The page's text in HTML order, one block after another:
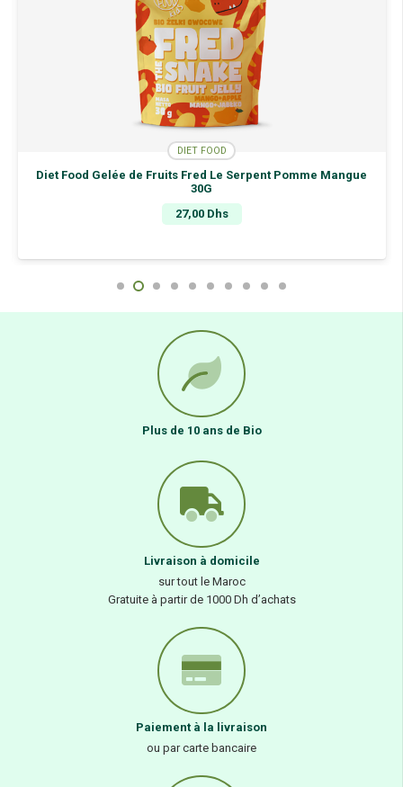
DIET FOOD
Diet Food Gelée de Fruits Fred Le Serpent Pomme Mangue
30G
27,00 Dhs
Plus de 10 ans de Bio
Livraison à domicile
sur tout le Maroc
Gratuite à partir de 1000 Dh d’achats
Paiement à la livraison
ou par carte bancaire